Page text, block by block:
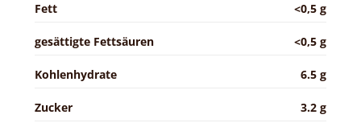
Fett <0,5 g
gesättigte Fettsäuren <0,5 g
Kohlenhydrate 6.5 g
Zucker 3.2 g